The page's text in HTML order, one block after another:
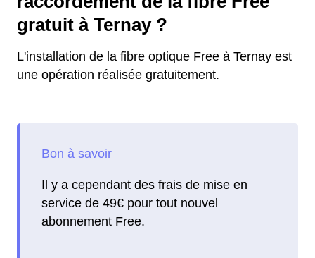
gratuit à Ternay ?
L'installation de la fibre optique Free à Ternay est
une opération réalisée gratuitement.
Il y a cependant des frais de mise en
service de 49€ pour tout nouvel
abonnement Free.